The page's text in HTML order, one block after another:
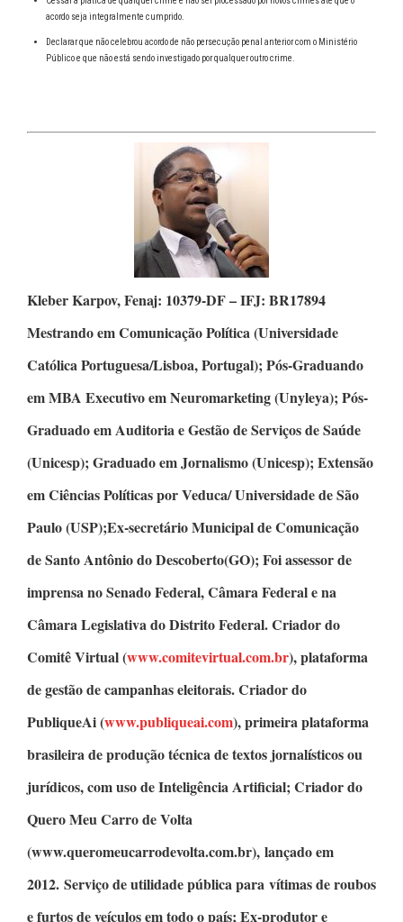
acordo seja integralmente cumprido.
Declarar que não celebrou acordo de não persecução penal anterior com o Ministério
Público e que não está sendo investigado por qualquer outro crime.
Kleber Karpov,Fenaj: 10379-DF – IFJ: BR17894
Mestrando em Comunicação Política(Universidade
Católica Portuguesa/Lisboa, Portugal);Pós-Graduando
em MBA Executivo em Neuromarketing(Unyleya);Pós-
Graduado em Auditoria e Gestão de Serviços de Saúde
(Unicesp);Graduado em Jornalismo(Unicesp);Extensão
em Ciências Políticaspor Veduca/ Universidade de São
Paulo (USP);Ex-secretário Municipal de Comunicação
de Santo Antônio do Descoberto(GO); Foi assessor de
imprensa no Senado Federal, Câmara Federal e na
Câmara Legislativa do Distrito Federal.Criador do
Comitê Virtual(www.comitevirtual.com.br), plataforma
de gestão de campanhas eleitorais.Criador do
PubliqueAi(www.publiqueai.com), primeira plataforma
brasileira de produção técnica de textos jornalísticos ou
jurídicos, com uso de Inteligência Artificial;Criador do
Quero Meu Carro de Volta
(www.queromeucarrodevolta.com.br), lançado em
2012. Serviço de utilidade pública para vítimas de roubos
e furtos de veículos em todo o país; Ex-produtor e